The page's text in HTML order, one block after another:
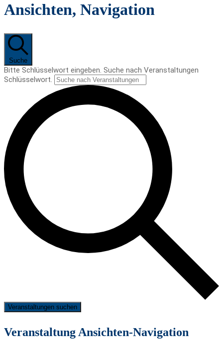
Ansichten, Navigation
Suche
Bitte Schlüsselwort eingeben. Suche nach Veranstaltungen
Schlüsselwort.
Veranstaltungen suchen
Veranstaltung Ansichten-Navigation